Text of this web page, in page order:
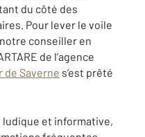
du côté des
Pour lever le voile
conseiller en
de l’agence
de Saverne s’est prêté
et informative,